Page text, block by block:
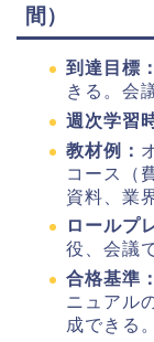
間）
到達目標：
きる。会
週次学習
教材例：
コース（
資料、業
ロールプ
役、会議
合格基準：
ニュアル
成できる。